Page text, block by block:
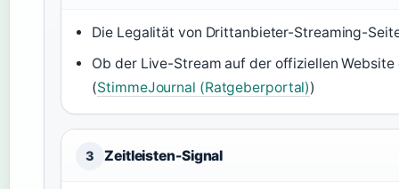
Die Legalität von Drittanbieter-Streaming-
Ob der Live-Stream auf der offiziellen
(StimmeJournal (Ratgeberportal))
3 Zeitleisten-Signal